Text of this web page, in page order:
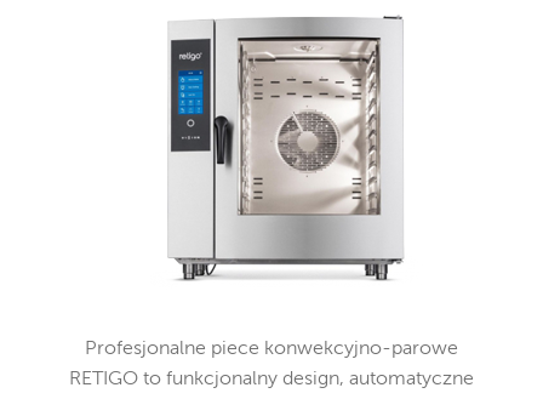
Profesjonalne piece konwekcyjno-parowe
RETIGO to funkcjonalny design, automatyczne